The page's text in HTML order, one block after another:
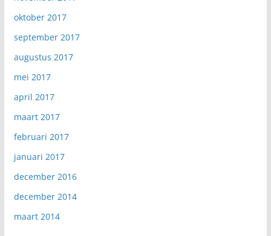
oktober 2017
september 2017
augustus 2017
mei 2017
april 2017
maart 2017
februari 2017
januari 2017
december 2016
december 2014
maart 2014